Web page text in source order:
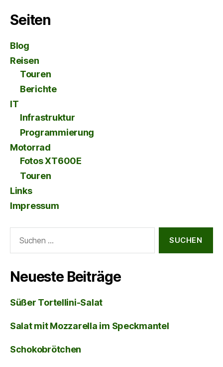
Seiten
Blog
Reisen
Touren
Berichte
IT
Infrastruktur
Programmierung
Motorrad
Fotos XT600E
Touren
Links
Impressum
nach:
Neueste Beiträge
Süßer Tortellini-Salat
Salat mit Mozzarella im Speckmantel
Schokobrötchen